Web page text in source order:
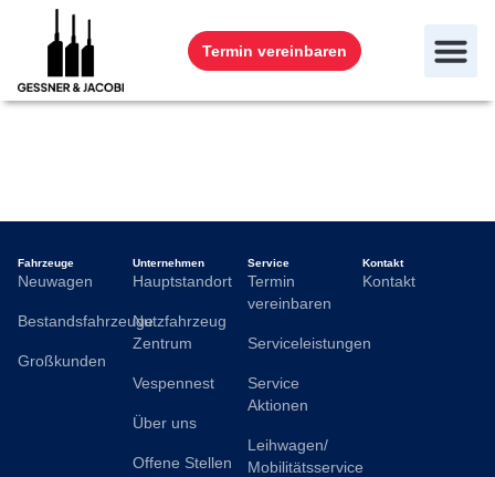
Termin vereinbaren
Fahrzeuge
Neuwagen
Bestandsfahrzeuge
Großkunden
Unternehmen
Hauptstandort
Nutzfahrzeug
Zentrum
Vespennest
Über uns
Offene Stellen
Service
Termin
vereinbaren
Serviceleistungen
Service
Aktionen
Leihwagen/
Mobilitätsservice
Kontakt
Kontakt